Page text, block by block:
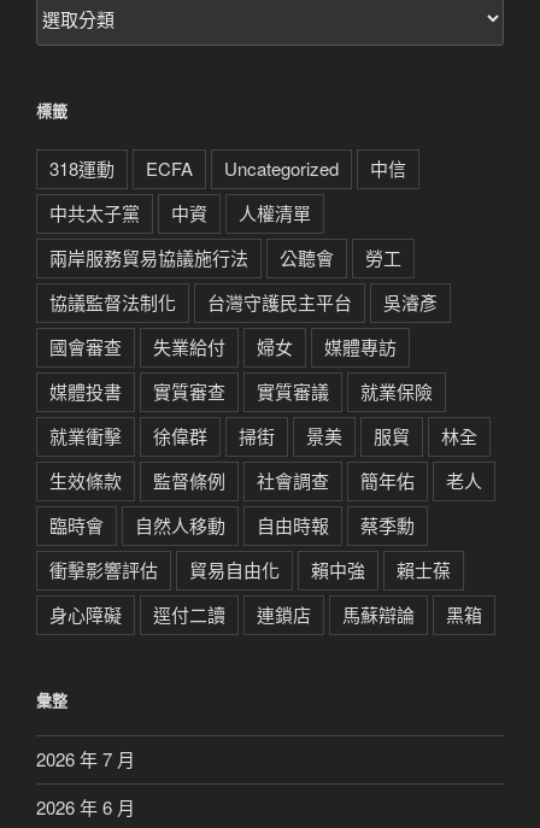
章
標籤
318運動 ECFA Uncategorized
中信
中共太子黨
中資
人權清單
兩岸服務貿易協議施行法
公聽會
勞工
協議監督法制化
台灣守護民主平台
吳濬彥
國會審查
失業給付 婦女
媒體專訪
媒體投書
實質審查 實質審議
就業保險
就業衝擊
徐偉群 掃街 景美 服貿
林全
生效條款
監督條例 社會調查 簡年佑
老人
臨時會
自然人移動 自由時報
蔡季勳
衝擊影響評估
貿易自由化 賴中強
賴士葆
身心障礙
逕付二讀 連鎖店 馬蘇辯論 黑箱
彙整
2026 年 7 月
2026 年 6 月